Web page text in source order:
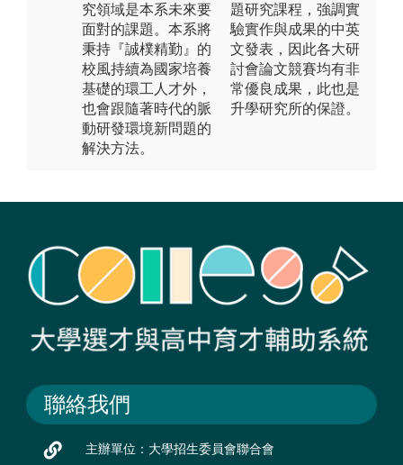
究領域是本系未來要
面對的課題。本系將
秉持『誠樸精勤』的
校風持續為國家培養
基礎的環工人才外，
也會跟隨著時代的脈
動研發環境新問題的
解決方法。
題研究課程，強調實
驗實作與成果的中英
文發表，因此各大研
討會論文競賽均有非
常優良成果，此也是
升學研究所的保證。
聯絡我們
主辦單位：大學招生委員會聯合會